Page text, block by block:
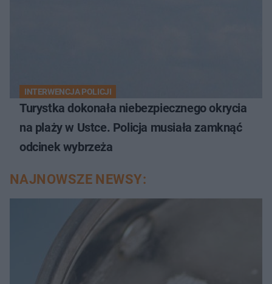
INTERWENCJA POLICJI
Turystka dokonała niebezpiecznego okrycia
na plaży w Ustce. Policja musiała zamknąć
odcinek wybrzeża
NAJNOWSZE NEWSY: